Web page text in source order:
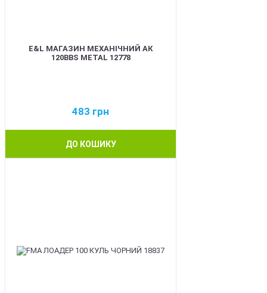
E&L МАГАЗИН МЕХАНІЧНИЙ АК
120BBS METAL 12778
483 грн
ДО КОШИКУ